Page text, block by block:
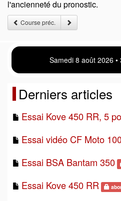
l'ancienneté du pronostic.
Course préc.
Samedi 8 août 2026 •
Derniers articles
Essai Kove 450 RR, 5
Essai vidéo CF Moto
Essai BSA Bantam 350
Essai Kove 450 RR